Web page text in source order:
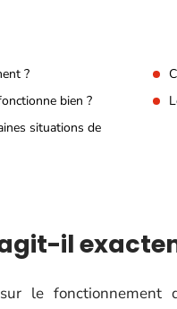
?
bien ?
situations de
il
le fonctionnement